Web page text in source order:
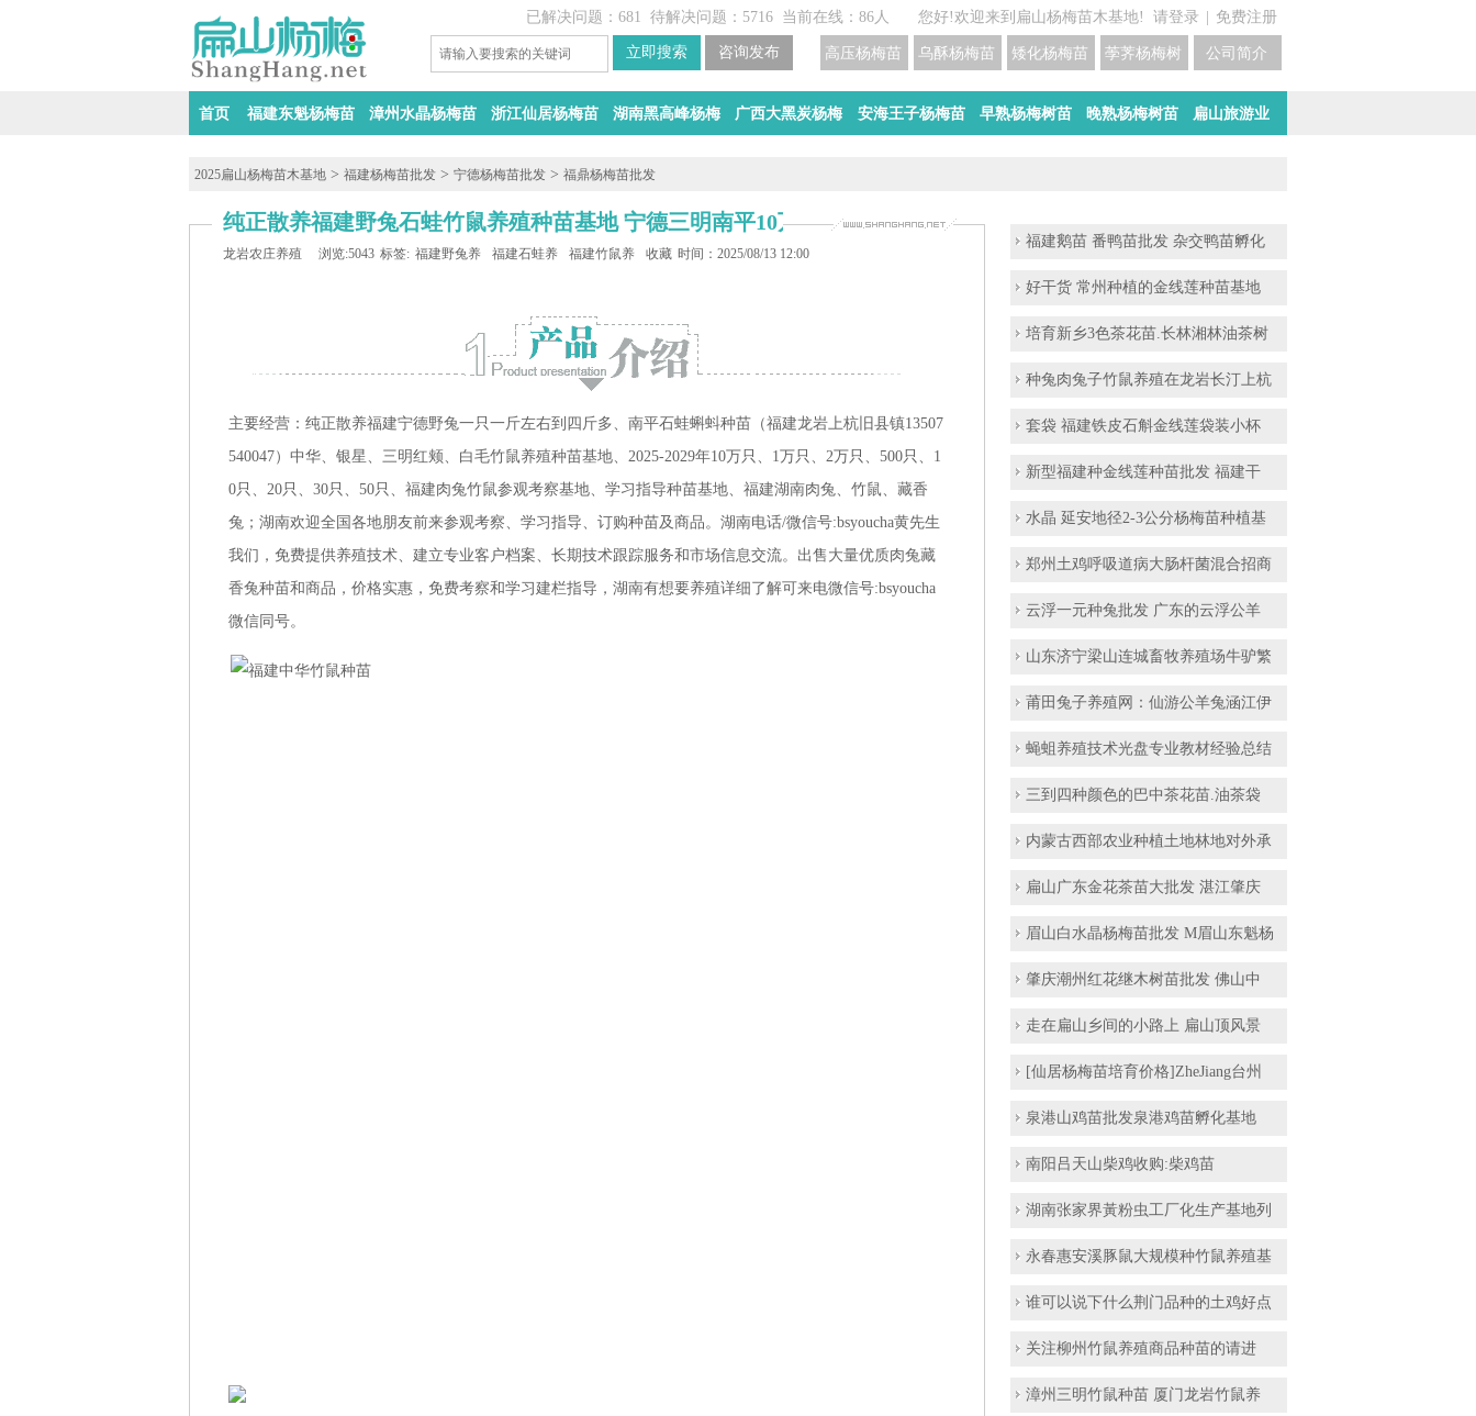
您好!欢迎来到扁山杨梅苗木基地! 请登录 免费注册
已解决问题：681 待解决问题：5716 当前在线：86人
公司简介
荸荠杨梅树苗培育
矮化杨梅苗价格
乌酥杨梅苗培育基地
高压杨梅苗
首页 福建东魁杨梅苗 漳州水晶杨梅苗 浙江仙居杨梅苗 湖南黑高峰杨梅 广西大黑炭杨梅 安海王子杨梅苗 早熟杨梅树苗 晚熟杨梅树苗 扁山旅游业
2025扁山杨梅苗木基地 > 福建杨梅苗批发 > 宁德杨梅苗批发 > 福鼎杨梅苗批发
纯正散养福建野兔石蛙竹鼠养殖种苗基地 宁德三明南平10万只
龙岩农庄养殖 浏览:5043 标签: 福建野兔养殖福建石蛙养殖福建竹鼠养殖收藏 时间：2025/08/13 12:00
主要经营：纯正散养福建宁德野兔一只一斤左右到四斤多、南平石蛙蝌蚪种苗（福建龙岩上杭旧县镇13507
540047）中华、银星、 三明红颊、白毛竹鼠养殖种苗基地、2025-2029年10万只、 1万只、 2万只、 500只、 1
0只、 20只、 30只、 50只、 福建肉兔竹鼠参观考察基地、学习指导种苗基地、福建湖南肉兔、竹鼠、藏香
兔；湖南欢迎全国各地朋友前来参观考察、学习指导、订购种苗及商品。湖南电话/微信号:bsyoucha黄先生
我们，免费提供养殖技术、建立专业客户档案、长期技术跟踪服务和市场信息交流。出售大量优质肉兔藏
香兔种苗和商品，价格实惠，免费考察和学习建栏指导，湖南有想要养殖详细了解可来电微信号:bsyoucha
微信同号。
福建鹅苗 番鸭苗批发 杂交鸭苗孵化
好干货 常州种植的金线莲种苗基地
培育新乡3色茶花苗.长林湘林油茶树
种兔肉兔子竹鼠养殖在龙岩长汀上杭
套袋 福建铁皮石斛金线莲袋装小杯
新型福建种金线莲种苗批发 福建干
水晶 延安地径2-3公分杨梅苗种植基
郑州土鸡呼吸道病大肠杆菌混合招商
云浮一元种兔批发 广东的云浮公羊
山东济宁梁山连城畜牧养殖场牛驴繁
莆田兔子养殖网：仙游公羊兔涵江伊
蝇蛆养殖技术光盘专业教材经验总结
三到四种颜色的巴中茶花苗.油茶袋
内蒙古西部农业种植土地林地对外承
扁山广东金花茶苗大批发 湛江肇庆
眉山白水晶杨梅苗批发 M眉山东魁杨
肇庆潮州红花继木树苗批发 佛山中
走在扁山乡间的小路上 扁山顶风景
[仙居杨梅苗培育价格]ZheJiang台州
泉港山鸡苗批发泉港鸡苗孵化基地
​南阳吕天山柴鸡收购:柴鸡苗
湖南张家界黃粉虫工厂化生产基地列
永春惠安溪豚鼠大规模种竹鼠养殖基
谁可以说下什么荆门品种的土鸡好点
关注柳州竹鼠养殖商品种苗的请进
漳州三明竹鼠种苗 厦门龙岩竹鼠养